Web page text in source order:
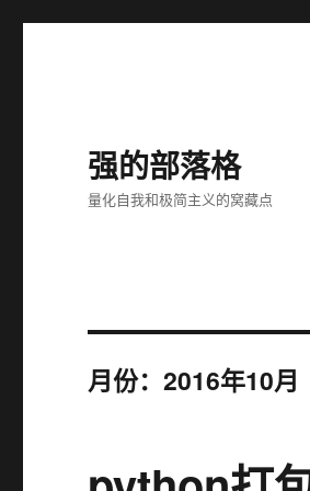
强的部落格
量化自我和极简主义的窝藏点
月份：2016年10月